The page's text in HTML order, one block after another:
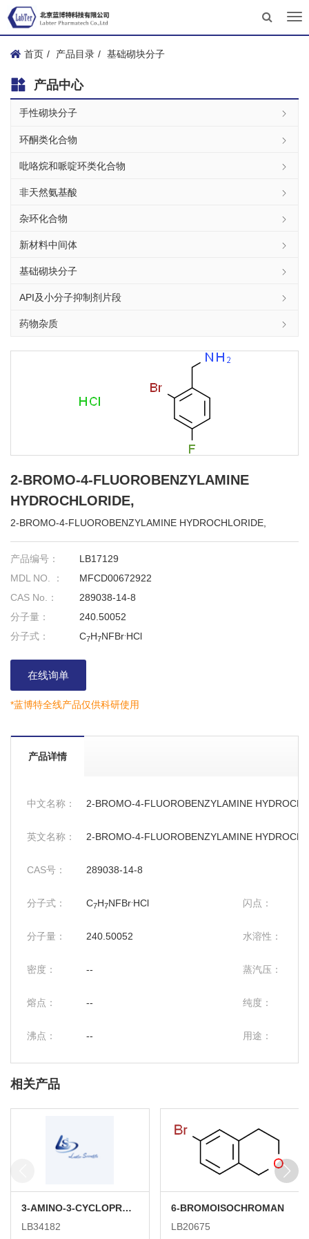
首页
产品目录 基础砌块分子
产品中心
手性砌块分子
环酮类化合物
吡咯烷和哌啶环类化合物
非天然氨基酸
杂环化合物
新材料中间体
基础砌块分子
API及小分子抑制剂片段
药物杂质
2-BROMO-4-FLUOROBENZYLAMINE
HYDROCHLORIDE,
2-BROMO-4-FLUOROBENZYLAMINE HYDROCHLORIDE,
产品编号：
LB17129
MDL NO. ：
MFCD00672922
CAS No.：
289038-14-8
分子量：
240.50052
分子式：
C7H7NFBr HCl
在线询单
*蓝博特全线产品仅供科研使用
产品详情
中文名称： 2-BROMO-4-FLUOROBENZYLAMINE
英文名称： 2-BROMO-4-FLUOROBENZYLAMINE
CAS号： 289038-14-8
分子式： C7H7NFBr HCl 闪点：
分子量： 240.50052 水溶性：
密度： -- 蒸汽压：
熔点： -- 纯度：
沸点： -- 用途：
相关产品
3-AMINO-3-CYCLOPROPYLPROPANENITRILE HYDROCHLORIDE
LB34182
6-BROMOISOCHROMAN
LB20675